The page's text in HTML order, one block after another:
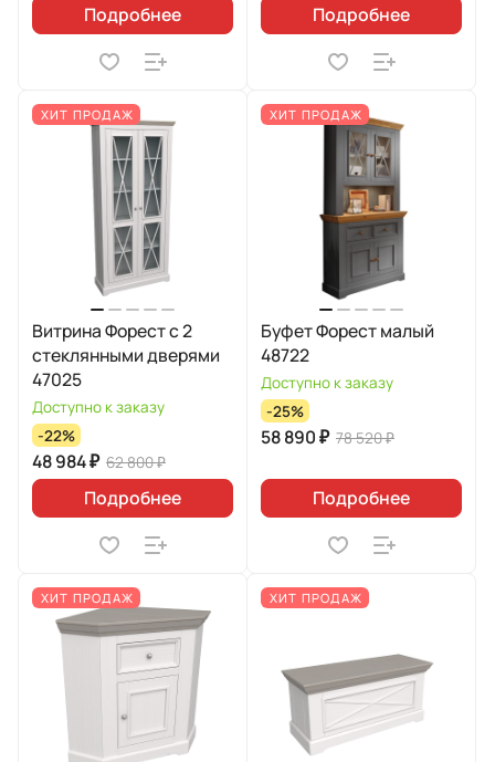
Подробнее Подробнее
ХИТ ПРОДАЖ
Витрина Форест с 2
стеклянными дверями
47025
Доступно к заказу
-22%
48 984 ₽ 62 800 ₽
Подробнее
ХИТ ПРОДАЖ
Буфет Форест малый
48722
Доступно к заказу
-25%
58 890 ₽ 78 520 ₽
Подробнее
ХИТ ПРОДАЖ ХИТ ПРОДАЖ